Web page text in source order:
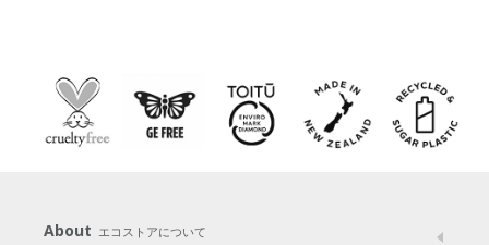
About エコストアについて